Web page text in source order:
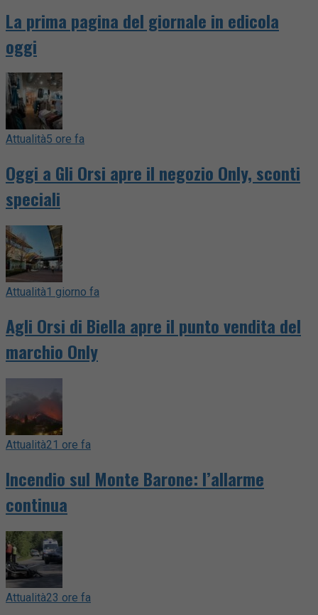
La prima pagina del giornale in edicola
oggi
Attualità5 ore fa
Oggi a Gli Orsi apre il negozio Only, sconti
speciali
Attualità1 giorno fa
Agli Orsi di Biella apre il punto vendita del
marchio Only
Attualità21 ore fa
Incendio sul Monte Barone: l’allarme
continua
Attualità23 ore fa